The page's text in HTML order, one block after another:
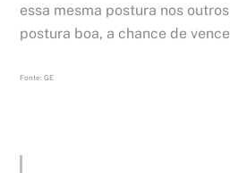
essa mesma postura nos
postura boa, a chance de
Fonte: GE